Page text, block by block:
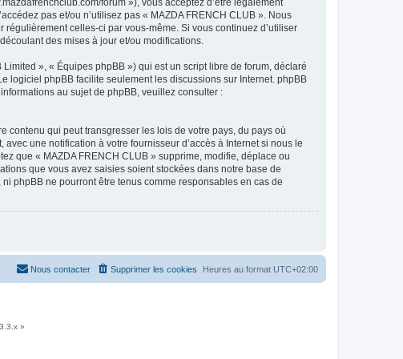
forum »), vous acceptez d’être légalement
pas et/ou n’utilisez pas « MAZDA FRENCH CLUB ». Nous
celles-ci par vous-même. Si vous continuez d’utiliser
des mises à jour et/ou modifications.
», « Équipes phpBB ») qui est un script libre de forum, déclaré
logiciel phpBB facilite seulement les discussions sur Internet. phpBB
au sujet de phpBB, veuillez consulter :
contenu qui peut transgresser les lois de votre pays, du pays où
une notification à votre fournisseur d’accès à Internet si nous le
que « MAZDA FRENCH CLUB » supprime, modifie, déplace ou
que vous avez saisies soient stockées dans notre base de
phpBB ne pourront être tenus comme responsables en cas de
Heures au format UTC+02:00
Supprimer les cookies
Nous contacter
»